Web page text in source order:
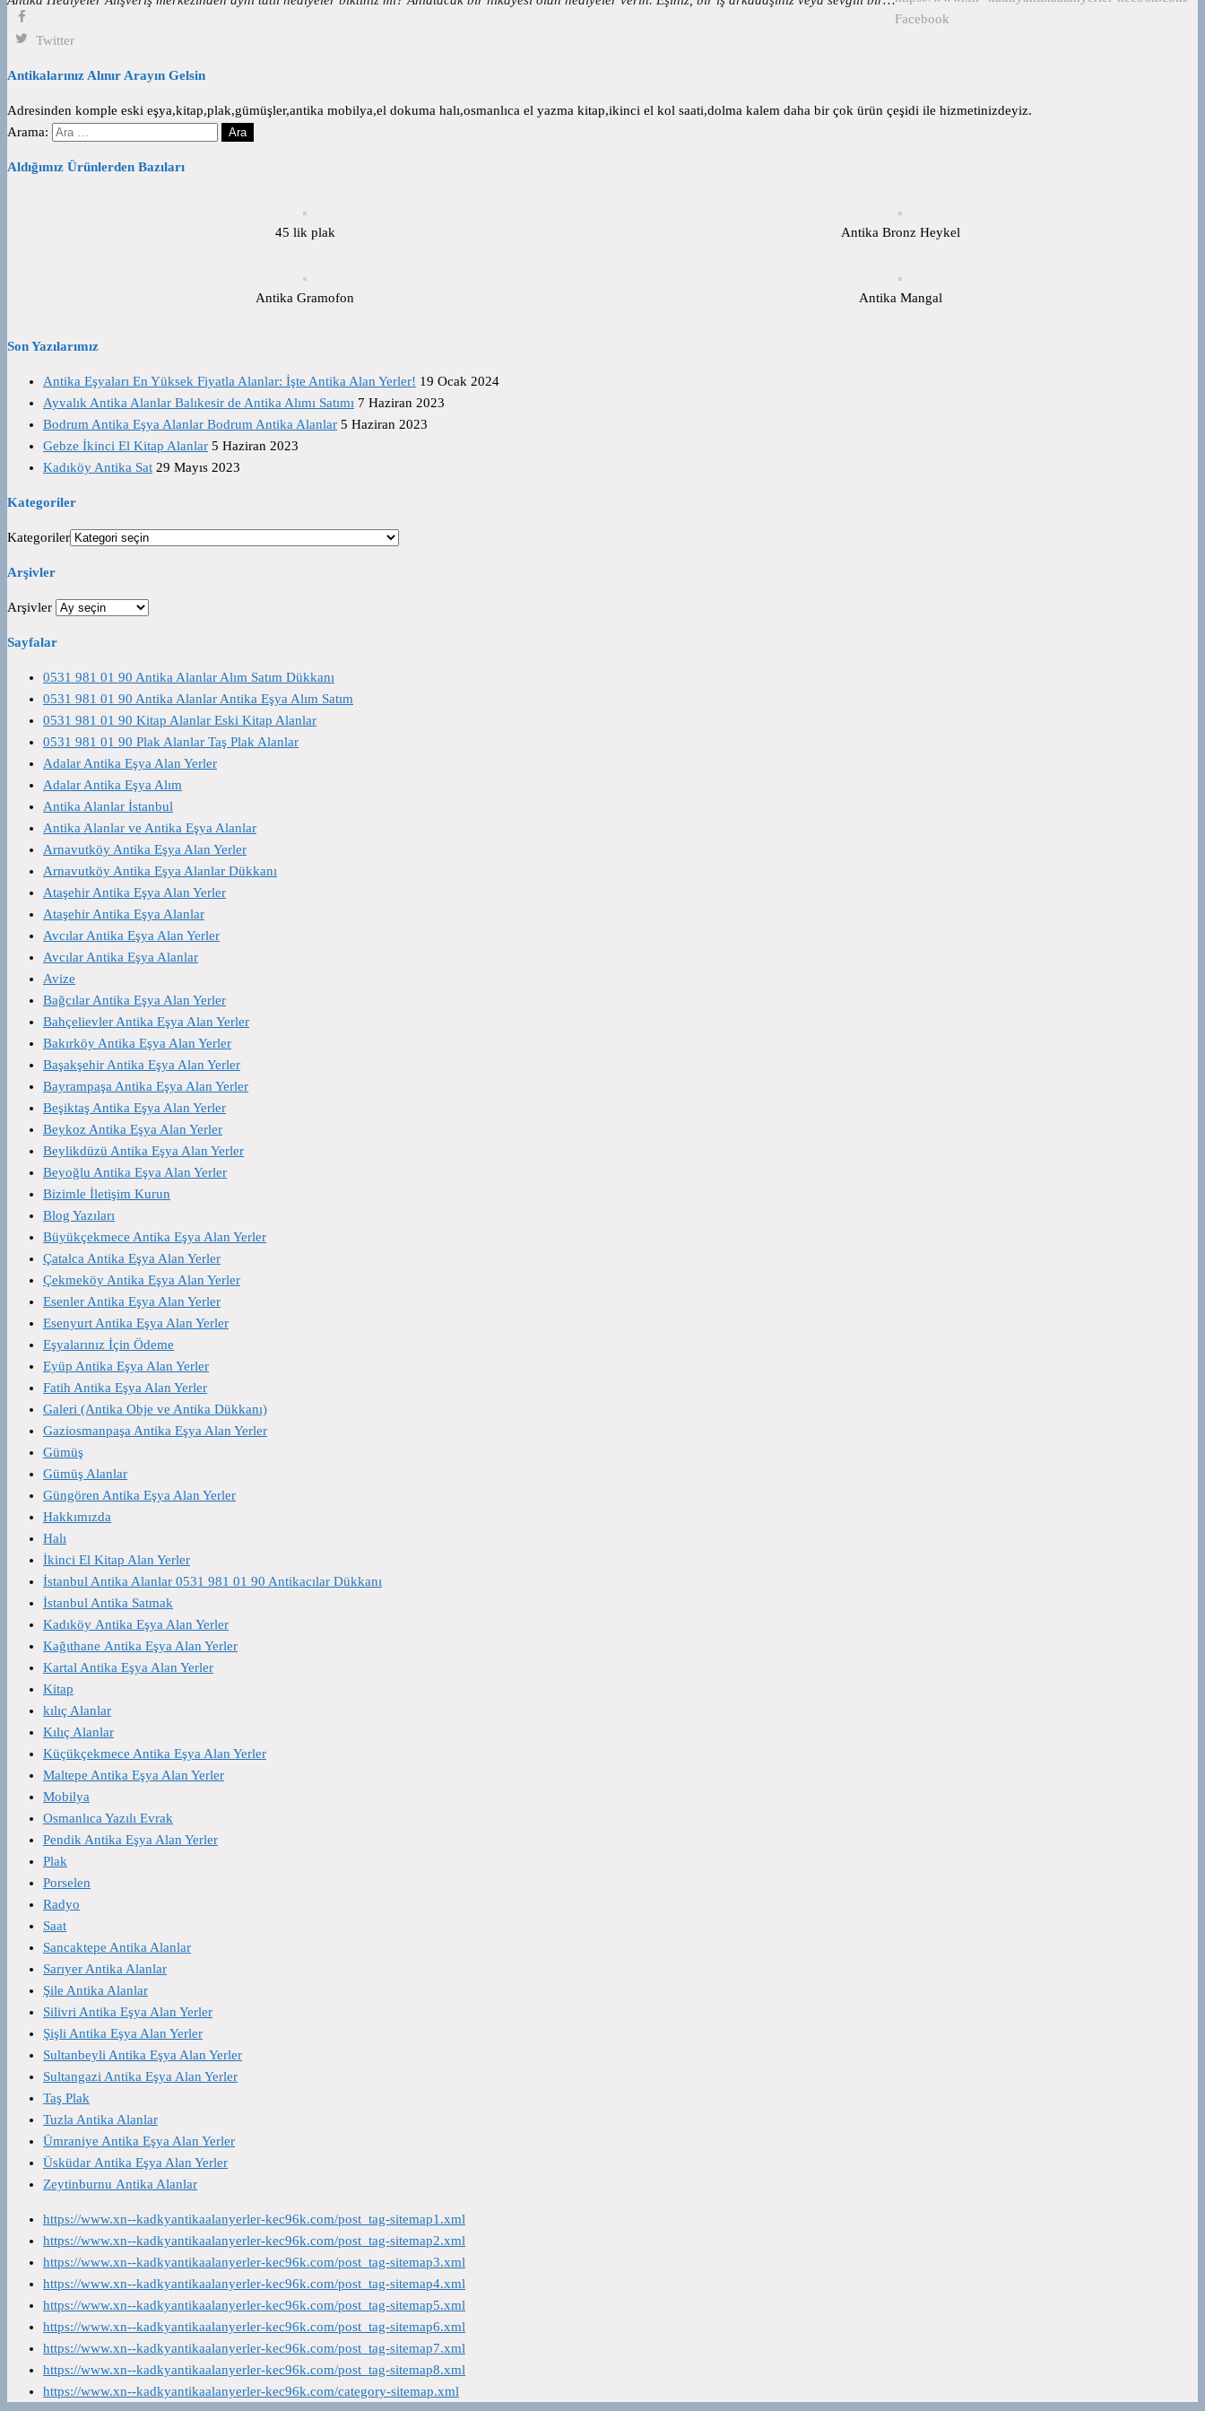
Facebook
Twitter
Antikalarınız Alınır Arayın Gelsin
Adresinden komple eski eşya,kitap,plak,gümüşler,antika mobilya,el dokuma halı,osmanlıca el yazma kitap,ikinci el kol saati,dolma kalem daha bir çok ürün çeşidi ile hizmetinizdeyiz.
Arama:
Aldığımız Ürünlerden Bazıları
45 lik plak Antika Bronz Heykel
Antika Gramofon Antika Mangal
Son Yazılarımız
Antika Eşyaları En Yüksek Fiyatla Alanlar: İşte Antika Alan Yerler! 19 Ocak 2024
Ayvalık Antika Alanlar Balıkesir de Antika Alımı Satımı 7 Haziran 2023
Bodrum Antika Eşya Alanlar Bodrum Antika Alanlar 5 Haziran 2023
Gebze İkinci El Kitap Alanlar 5 Haziran 2023
Kadıköy Antika Sat 29 Mayıs 2023
Kategoriler
Kategoriler
Arşivler
Arşivler
Sayfalar
0531 981 01 90 Antika Alanlar Alım Satım Dükkanı
0531 981 01 90 Antika Alanlar Antika Eşya Alım Satım
0531 981 01 90 Kitap Alanlar Eski Kitap Alanlar
0531 981 01 90 Plak Alanlar Taş Plak Alanlar
Adalar Antika Eşya Alan Yerler
Adalar Antika Eşya Alım
Antika Alanlar İstanbul
Antika Alanlar ve Antika Eşya Alanlar
Arnavutköy Antika Eşya Alan Yerler
Arnavutköy Antika Eşya Alanlar Dükkanı
Ataşehir Antika Eşya Alan Yerler
Ataşehir Antika Eşya Alanlar
Avcılar Antika Eşya Alan Yerler
Avcılar Antika Eşya Alanlar
Avize
Bağcılar Antika Eşya Alan Yerler
Bahçelievler Antika Eşya Alan Yerler
Bakırköy Antika Eşya Alan Yerler
Başakşehir Antika Eşya Alan Yerler
Bayrampaşa Antika Eşya Alan Yerler
Beşiktaş Antika Eşya Alan Yerler
Beykoz Antika Eşya Alan Yerler
Beylikdüzü Antika Eşya Alan Yerler
Beyoğlu Antika Eşya Alan Yerler
Bizimle İletişim Kurun
Blog Yazıları
Büyükçekmece Antika Eşya Alan Yerler
Çatalca Antika Eşya Alan Yerler
Çekmeköy Antika Eşya Alan Yerler
Esenler Antika Eşya Alan Yerler
Esenyurt Antika Eşya Alan Yerler
Eşyalarınız İçin Ödeme
Eyüp Antika Eşya Alan Yerler
Fatih Antika Eşya Alan Yerler
Galeri (Antika Obje ve Antika Dükkanı)
Gaziosmanpaşa Antika Eşya Alan Yerler
Gümüş
Gümüş Alanlar
Güngören Antika Eşya Alan Yerler
Hakkımızda
Halı
İkinci El Kitap Alan Yerler
İstanbul Antika Alanlar 0531 981 01 90 Antikacılar Dükkanı
İstanbul Antika Satmak
Kadıköy Antika Eşya Alan Yerler
Kağıthane Antika Eşya Alan Yerler
Kartal Antika Eşya Alan Yerler
Kitap
kılıç Alanlar
Kılıç Alanlar
Küçükçekmece Antika Eşya Alan Yerler
Maltepe Antika Eşya Alan Yerler
Mobilya
Osmanlıca Yazılı Evrak
Pendik Antika Eşya Alan Yerler
Plak
Porselen
Radyo
Saat
Sancaktepe Antika Alanlar
Sarıyer Antika Alanlar
Şile Antika Alanlar
Silivri Antika Eşya Alan Yerler
Şişli Antika Eşya Alan Yerler
Sultanbeyli Antika Eşya Alan Yerler
Sultangazi Antika Eşya Alan Yerler
Taş Plak
Tuzla Antika Alanlar
Ümraniye Antika Eşya Alan Yerler
Üsküdar Antika Eşya Alan Yerler
Zeytinburnu Antika Alanlar
https://www.xn--kadkyantikaalanyerler-kec96k.com/post_tag-sitemap1.xml
https://www.xn--kadkyantikaalanyerler-kec96k.com/post_tag-sitemap2.xml
https://www.xn--kadkyantikaalanyerler-kec96k.com/post_tag-sitemap3.xml
https://www.xn--kadkyantikaalanyerler-kec96k.com/post_tag-sitemap4.xml
https://www.xn--kadkyantikaalanyerler-kec96k.com/post_tag-sitemap5.xml
https://www.xn--kadkyantikaalanyerler-kec96k.com/post_tag-sitemap6.xml
https://www.xn--kadkyantikaalanyerler-kec96k.com/post_tag-sitemap7.xml
https://www.xn--kadkyantikaalanyerler-kec96k.com/post_tag-sitemap8.xml
https://www.xn--kadkyantikaalanyerler-kec96k.com/category-sitemap.xml